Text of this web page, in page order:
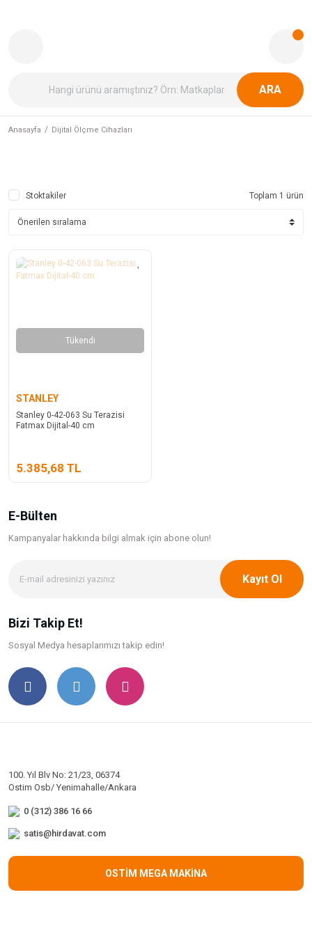
ARA
Anasayfa Dijital Ölçme Cihazları
Stoktakiler Toplam 1 ürün
Tükendi
STANLEY
Stanley 0-42-063 Su Terazisi
Fatmax Dijital-40 cm
5.385,68 TL
E-Bülten
Kampanyalar hakkında bilgi almak için abone olun!
Kayıt Ol
Bizi Takip Et!
Sosyal Medya hesaplarımızı takip edin!
100. Yıl Blv No: 21/23, 06374
Ostim Osb/ Yenimahalle/Ankara
0 (312) 386 16 66
satis@hirdavat.com
OSTİM MEGA MAKİNA